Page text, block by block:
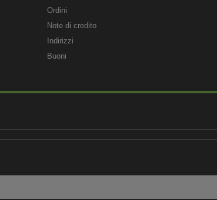
Ordini
Note di credito
Indirizzi
Buoni